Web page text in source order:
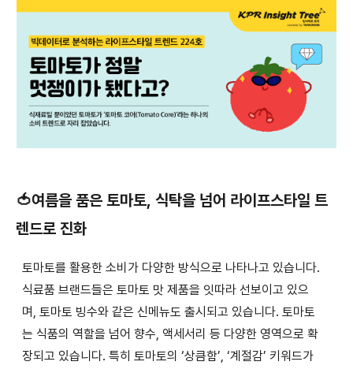
🍅여름을 품은 토마토, 식탁을 넘어 라이프스타일 트
렌드로 진화
토마토를 활용한 소비가 다양한 방식으로 나타나고 있습니다.
식료품 브랜드들은 토마토 맛 제품을 잇따라 선보이고 있으
며, 토마토 빙수와 같은 신메뉴도 출시되고 있습니다. 토마토
는 식품의 역할을 넘어 향수, 액세서리 등 다양한 영역으로 확
장되고 있습니다. 특히 토마토의 ‘상큼함’, ‘계절감’ 키워드가